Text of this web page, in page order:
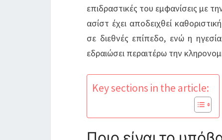
επιδραστικές του εμφανίσεις με
ασίστ έχει αποδειχθεί
σε διεθνές επίπεδο, ενώ η
εδραιώσει περαιτέρω την
Key sections in the article: